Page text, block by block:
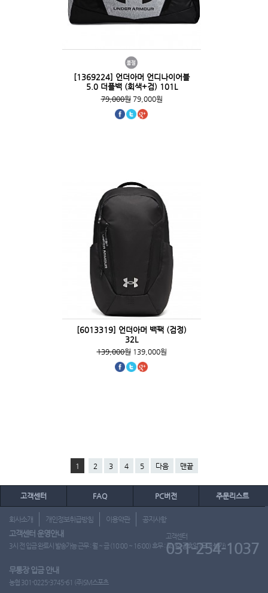
[1369224] 언더아머 언디나이어블
5.0 더플백 (회색+검) 101L
79,000원79,000원
[6013319] 언더아머 백팩 (검정)
32L
139,000원139,000원
1 2 3 4 5 다음 맨끝
고객센터 FAQ PC버전 주문리스트
회사소개 개인정보취급방침 이용약관 공지사항
고객센터 운영안내
3시 전 입금 완료시 발송가능 근무 : 월 ~ 금 (10:00 ~ 16:00) 휴무 : 토, 일, 공휴일 (도매 불가)
고객센터
031-254-1037
무통장 입금 안내
농협 301-0225-3745-61 (주)SM스포츠